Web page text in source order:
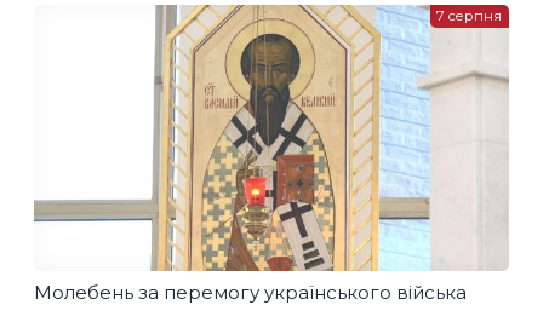
Молебень за перемогу українського війська
7 серпня